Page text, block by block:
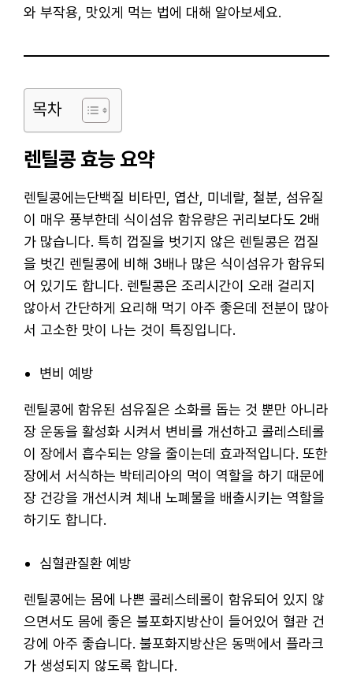
와 부작용, 맛있게 먹는 법에 대해 알아보세요.
목차
렌틸콩 효능 요약
렌틸콩에는단백질 비타민, 엽산, 미네랄, 철분, 섬유질
이 매우 풍부한데 식이섬유 함유량은 귀리보다도 2배
가 많습니다. 특히 껍질을 벗기지 않은 렌틸콩은 껍질
을 벗긴 렌틸콩에 비해 3배나 많은 식이섬유가 함유되
어 있기도 합니다. 렌틸콩은 조리시간이 오래 걸리지
않아서 간단하게 요리해 먹기 아주 좋은데 전분이 많아
서 고소한 맛이 나는 것이 특징입니다.
변비 예방
렌틸콩에 함유된 섬유질은 소화를 돕는 것 뿐만 아니라
장 운동을 활성화 시켜서 변비를 개선하고 콜레스테롤
이 장에서 흡수되는 양을 줄이는데 효과적입니다. 또한
장에서 서식하는 박테리아의 먹이 역할을 하기 때문에
장 건강을 개선시켜 체내 노폐물을 배출시키는 역할을
하기도 합니다.
심혈관질환 예방
렌틸콩에는 몸에 나쁜 콜레스테롤이 함유되어 있지 않
으면서도 몸에 좋은 불포화지방산이 들어있어 혈관 건
강에 아주 좋습니다. 불포화지방산은 동맥에서 플라크
가 생성되지 않도록 합니다.